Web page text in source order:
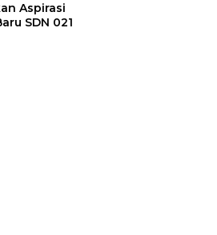
Aspirasi
SDN 021